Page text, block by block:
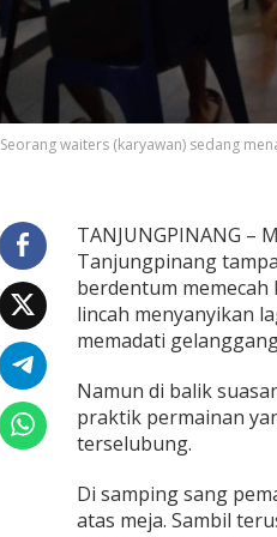
d
a
j
e
l
m
a
J
d
i
A
r
n
a
Seorang waiters (karyawan) sedang
TANJUNGPINANG –
Tanjungpinang
berdentum
lincah menyanyikan
memadati
Namun di balik
praktik permainan
terselubung.
Di samping sang
atas meja. Sambil